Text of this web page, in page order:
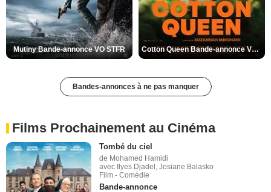
Mutiny Bande-annonce VO STFR Cotton Queen Bande-annonce VO STFR
Bandes-annonces à ne pas manquer
Films Prochainement au Cinéma
Tombé du ciel
de Mohamed Hamidi
avec Ilyes Djadel, Josiane Balasko
Film - Comédie
Bande-annonce